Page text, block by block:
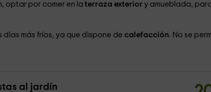
optar por comer en la terraza exteriory amueblada,
más fríos, ya que dispone de calefacción. No se
al jardín